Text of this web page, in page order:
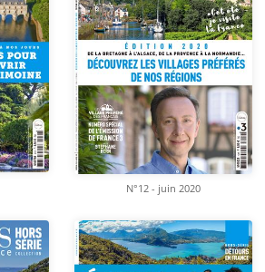
N°12 - juin 2020